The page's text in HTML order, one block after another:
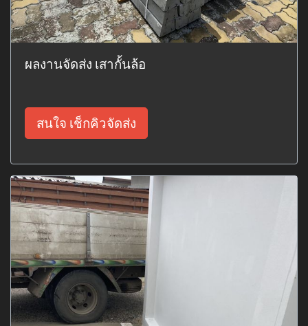
ผลงานจัดส่ง เสากั้นล้อ
สนใจ เช็กคิวจัดส่ง